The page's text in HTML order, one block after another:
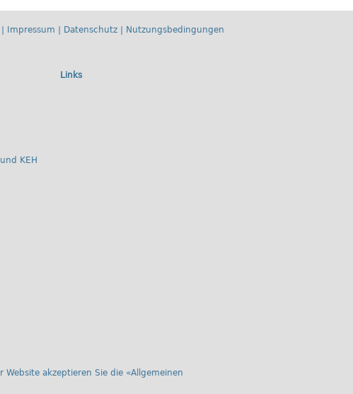
Impressum Datenschutz Nutzungsbedingungen
KEH
Links
Website akzeptieren Sie die «Allgemeinen